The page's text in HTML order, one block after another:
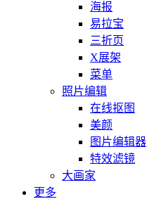
海报
易拉宝
三折页
X展架
菜单
照片编辑
在线抠图
美颜
图片编辑器
特效滤镜
大画家
更多